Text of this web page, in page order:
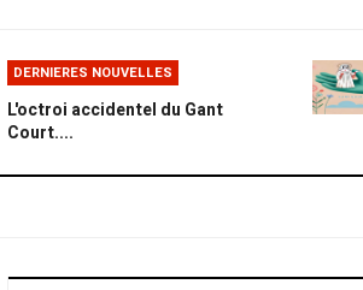
DERNIERES NOUVELLES
L'octroi accidentel du Gant
Court....